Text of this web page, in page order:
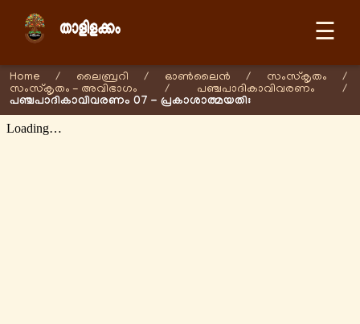
☰
Home / ലൈബ്രറി / ഓണ്‍ലൈന്‍ / സംസ്കൃതം
/
സംസ്കൃതം - അവിഭാഗം
/ പഞ്ചപാദികാവിവരണം /
പഞ്ചപാദികാവിവരണം 07 - പ്രകാശാത്മയതിഃ